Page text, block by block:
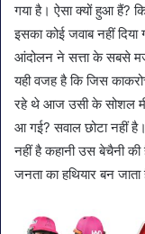
गया है। ऐसा क्यों हुआ हैं?
इसका कोई जवाब नहीं
आंदोलन ने सत्ता के सबसे
यही वजह है कि जिस
रहे थे आज उसी के सोशल
आ गई? सवाल छोटा नहीं
नहीं है कहानी उस बेचैनी की
जनता का हथियार बन जाता